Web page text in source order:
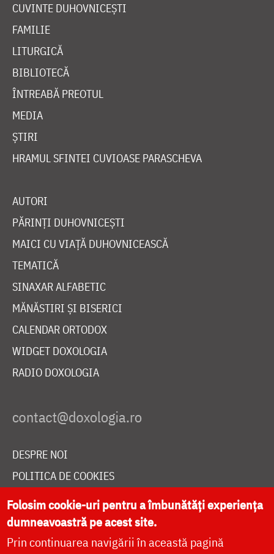
CUVINTE DUHOVNICEȘTI
FAMILIE
LITURGICĂ
BIBLIOTECĂ
ÎNTREABĂ PREOTUL
MEDIA
ȘTIRI
HRAMUL SFINTEI CUVIOASE PARASCHEVA
AUTORI
PĂRINȚI DUHOVNICEȘTI
MAICI CU VIAȚĂ DUHOVNICEASCĂ
TEMATICĂ
SINAXAR ALFABETIC
MĂNĂSTIRI ȘI BISERICI
CALENDAR ORTODOX
WIDGET DOXOLOGIA
RADIO DOXOLOGIA
DESPRE NOI
POLITICA DE COOKIES
DONEAZĂ ONLINE PENTRU CATEDRALA NAȚIONALĂ
LIVE
Folosim cookie-uri pentru a îmbunătăți experiența
dumneavoastră pe acest site.
Prin continuarea navigării în această pagină